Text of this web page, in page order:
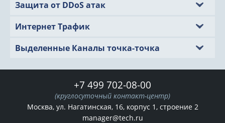
Защита от DDoS атак
Интернет Трафик
Выделенные Каналы точка-точка
Мы ждем вас!+7 499 702-08-00
(круглосуточный контакт-центр)
Москва, ул. Нагатинская, 16, корпус 1, строение 2
manager@tech.ru